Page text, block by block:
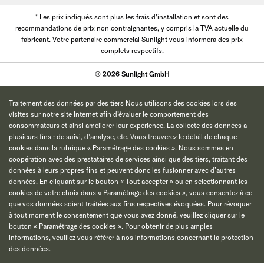
* Les prix indiqués sont plus les frais d'installation et sont des
recommandations de prix non contraignantes, y compris la TVA actuelle du
fabricant. Votre partenaire commercial Sunlight vous informera des prix
complets respectifs.
© 2026 Sunlight GmbH
Traitement des données par des tiers Nous utilisons des cookies lors des
visites sur notre site Internet afin d’évaluer le comportement des
consommateurs et ainsi améliorer leur expérience. La collecte des données a
plusieurs fins : de suivi, d’analyse, etc. Vous trouverez le détail de chaque
cookies dans la rubrique « Paramétrage des cookies ». Nous sommes en
coopération avec des prestataires de services ainsi que des tiers, traitant des
données à leurs propres fins et peuvent donc les fusionner avec d’autres
données. En cliquant sur le bouton « Tout accepter » ou en sélectionnant les
cookies de votre choix dans « Paramétrage des cookies », vous consentez à ce
que vos données soient traitées aux fins respectives évoquées. Pour révoquer
à tout moment le consentement que vous avez donné, veuillez cliquer sur le
bouton « Paramétrage des cookies ». Pour obtenir de plus amples
informations, veuillez vous référer à nos informations concernant la protection
des données.